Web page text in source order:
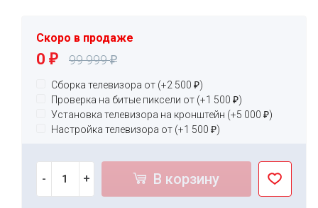
Скоро в продаже
0 ₽ 99 999₽
Сборка телевизора от (+2 500 ₽)
Проверка на битые пиксели от (+1 500 ₽)
Установка телевизора на кронштейн (+5 000 ₽)
Настройка телевизора от (+1 500 ₽)
- + В корзину